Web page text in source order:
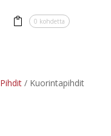
0 kohdetta
Pihdit/ Kuorintapihdit